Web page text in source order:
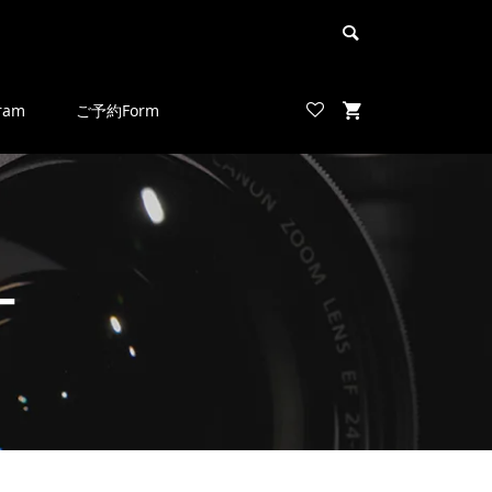
ご予約Form